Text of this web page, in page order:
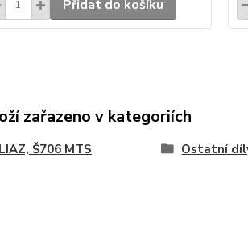
Přidat do košíku
zařazeno v kategoriích
LIAZ, Š706 MTS Ostatní